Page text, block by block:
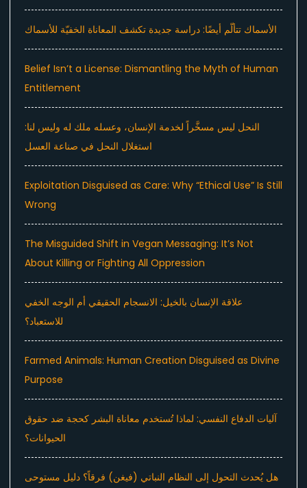
الأسماك تتألّم أيضًا: دراسة جديدة تكشف المعاناة الخفيّة للأسماك
Belief Isn’t a License: Dismantling the Myth of Human
Entitlement
النحل ليس مسخَّراً لخدمة الإنسان، وعسله ملك له وليس لنا:
استغلال النحل في صناعة العسل
Exploitation Disguised as Care: Why “Ethical Use” Is Still
Wrong
The Misguided Shift in Vegan Messaging: It’s Not
About Killing or Fighting All Oppression
علاقة الإنسان بالخيل: الانسجام الحقيقي أم الوجه الخفي
للاستعباد؟
Farmed Animals: Human Creation Disguised as Divine
Purpose
آليات الدفاع النفسي: لماذا تُستخدم معاناة البشر كحجة ضد حقوق
الحيوانات؟
هل يُحدث التحول إلى النظام النباتي (فيغن) فرقاً؟ دليل مستوحى